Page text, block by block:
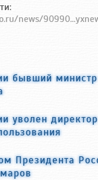
news/
бывший
уволен
Президента